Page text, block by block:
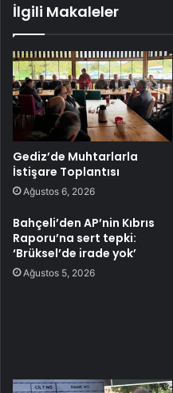
İlgili Makaleler
Gediz’de Muhtarlarla
İstişare Toplantısı
Ağustos 6, 2026
Bahçeli’den AP’nin Kıbrıs
Raporu’na sert tepki:
‘Brüksel’de irade yok’
Ağustos 5, 2026